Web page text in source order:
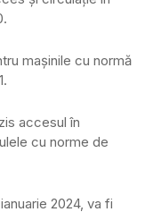
maşinile cu normă
accesul în
cu norme de
2024, va fi